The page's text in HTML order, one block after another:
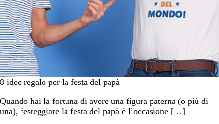
8 idee regalo per la festa del papà
Quando hai la fortuna di avere una figura paterna (o più di
una), festeggiare la festa del papà è l’occasione […]